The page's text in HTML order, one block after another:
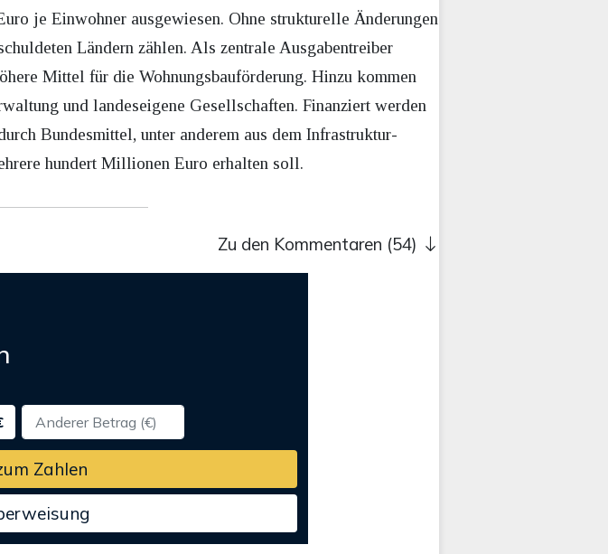
je Einwohner ausgewiesen. Ohne strukturelle Änderungen
Ländern zählen. Als zentrale Ausgabentreiber
Mittel für die Wohnungsbauförderung. Hinzu kommen
und landeseigene Gesellschaften. Finanziert werden
Bundesmittel, unter anderem aus dem Infrastruktur-
hundert Millionen Euro erhalten soll.
Zu den Kommentaren (54)
Zahlen